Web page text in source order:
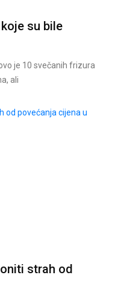
su bile
je 10 svečanih frizura
ali
strah od